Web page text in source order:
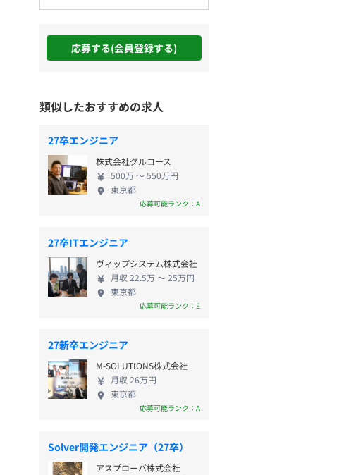
応募する(会員登録する)
類似したおすすめの求人
27卒エンジニア
株式会社グルコース
500万 〜 550万円
東京都
応募可能ランク：A
27卒ITエンジニア
ヴィップシステム株式会社
月収 22.5万 〜 25万円
東京都
応募可能ランク：E
27新卒エンジニア
M-SOLUTIONS株式会社
月収 26万円
東京都
応募可能ランク：A
Solver開発エンジニア（27卒）
アスプローバ株式会社